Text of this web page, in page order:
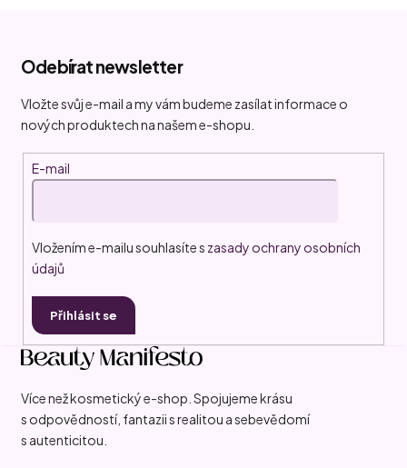
Odebírat newsletter
Vložte svůj e-mail a my vám budeme zasílat informace o
nových produktech na našem e-shopu.
E-mail
Vložením e-mailu souhlasíte s zasady ochrany osobních
údajů
Přihlásit se
Více než kosmetický e-shop. Spojujeme krásu
s odpovědností, fantazii s realitou a sebevědomí
s autenticitou.